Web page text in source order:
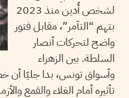
لشخص أُدين منذ 2023
بتهم “التآمر”، مقابل فتور
واضح لتحركات أنصار
السلطة. بين الزهراء
وأسواق تونس، بدا جليّا أن
تأثيره أمام الغلاء والقمع